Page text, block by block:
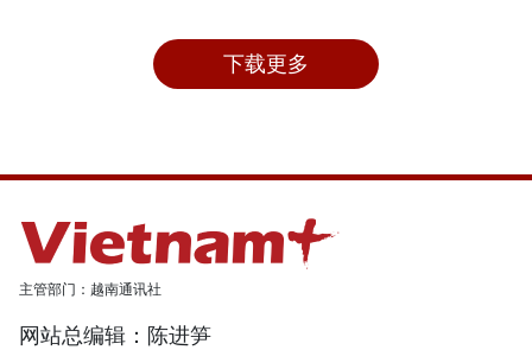
下载更多
主管部门：越南通讯社
网站总编辑：陈进笋